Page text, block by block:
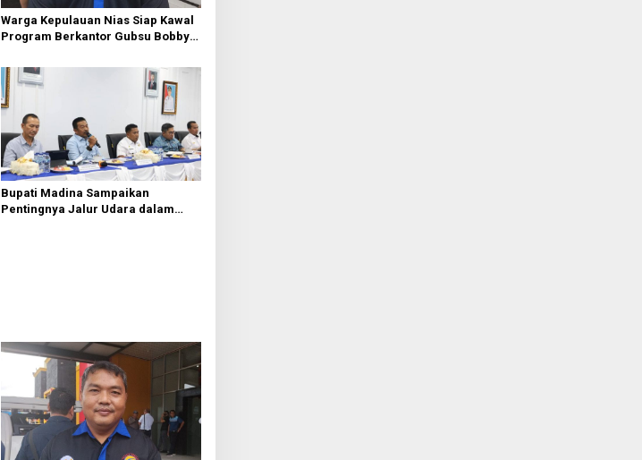
Warga Kepulauan Nias Siap Kawal
Program Berkantor Gubsu Bobby
Bupati Madina Sampaikan
Pentingnya Jalur Udara dalam